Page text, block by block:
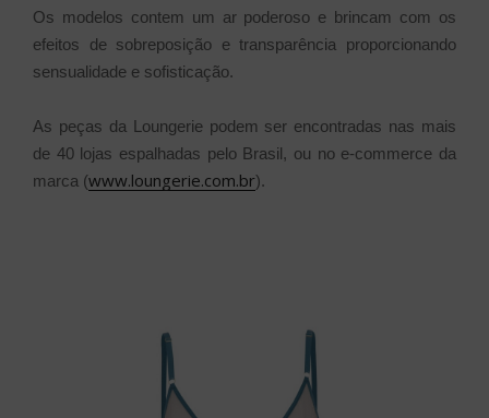
Os modelos contem um ar poderoso e brincam com os
efeitos de sobreposição e transparência proporcionando
sensualidade e sofisticação.
As peças da Loungerie podem ser encontradas nas mais
de 40 lojas espalhadas pelo Brasil, ou no e-commerce da
marca (www.loungerie.com.br).